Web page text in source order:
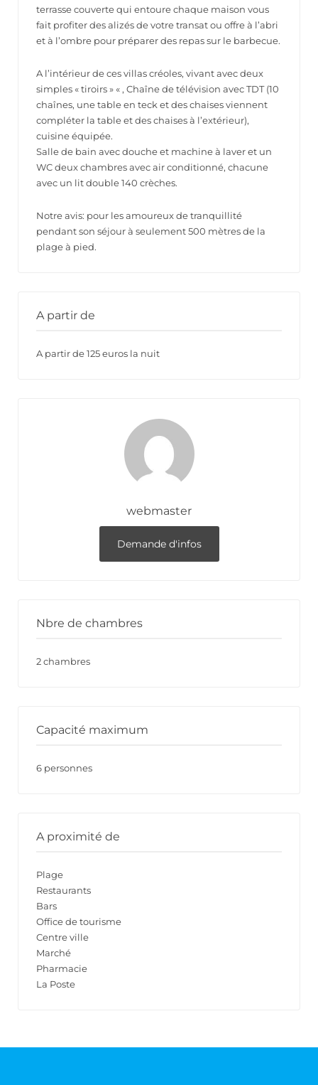
terrasse couverte qui entoure chaque maison vous
fait profiter des alizés de votre transat ou offre à l’abri
et à l’ombre pour préparer des repas sur le barbecue.
A l’intérieur de ces villas créoles, vivant avec deux
simples « tiroirs » « , Chaîne de télévision avec TDT (10
chaînes, une table en teck et des chaises viennent
compléter la table et des chaises à l’extérieur),
cuisine équipée.
Salle de bain avec douche et machine à laver et un
WC deux chambres avec air conditionné, chacune
avec un lit double 140 crèches.
Notre avis: pour les amoureux de tranquillité
pendant son séjour à seulement 500 mètres de la
plage à pied.
A partir de
A partir de 125 euros la nuit
webmaster
Demande d'infos
Nbre de chambres
2 chambres
Capacité maximum
6 personnes
A proximité de
Plage
Restaurants
Bars
Office de tourisme
Centre ville
Marché
Pharmacie
La Poste